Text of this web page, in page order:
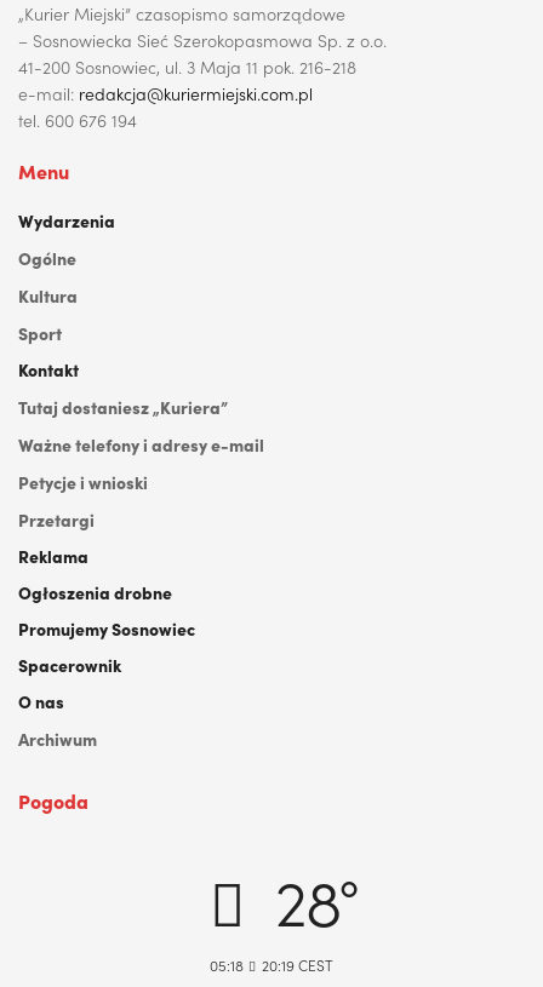
„Kurier Miejski” czasopismo samorządowe
– Sosnowiecka Sieć Szerokopasmowa Sp. z o.o.
41-200 Sosnowiec, ul. 3 Maja 11 pok. 216-218
e-mail: redakcja@kuriermiejski.com.pl
tel. 600 676 194
Menu
Wydarzenia
Ogólne
Kultura
Sport
Kontakt
Tutaj dostaniesz „Kuriera”
Ważne telefony i adresy e-mail
Petycje i wnioski
Przetargi
Reklama
Ogłoszenia drobne
Promujemy Sosnowiec
Spacerownik
O nas
Archiwum
Pogoda
28°
05:18 20:19 CEST